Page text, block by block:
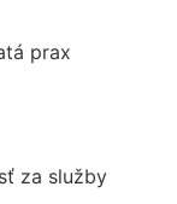
prax
za služby